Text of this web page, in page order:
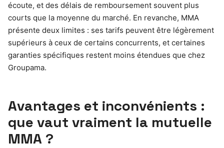
écoute, et des délais de remboursement souvent plus
courts que la moyenne du marché. En revanche, MMA
présente deux limites : ses tarifs peuvent être légèrement
supérieurs à ceux de certains concurrents, et certaines
garanties spécifiques restent moins étendues que chez
Groupama.
Avantages et inconvénients :
que vaut vraiment la mutuelle
MMA ?